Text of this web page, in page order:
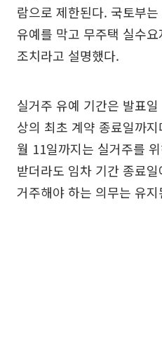
람으로 제한된다. 국토부
유예를 막고 무주택 실수
조치라고 설명했다.
실거주 유예 기간은 발표
상의 최초 계약 종료일까
월 11일까지는 실거주를
받더라도 임차 기간 종료
거주해야 하는 의무는 유지